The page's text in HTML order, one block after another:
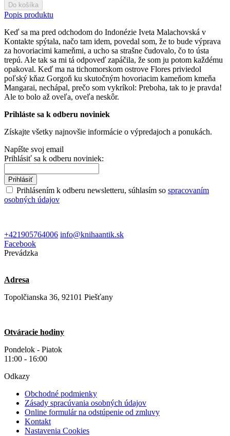
Do košíka
Popis produktu
Keď sa ma pred odchodom do Indonézie Iveta Malachovská v
Kontakte spýtala, načo tam idem, povedal som, že to bude výprava
za hovoriacimi kameňmi, a ucho sa strašne čudovalo, čo to ústa
trepú. Ale tak sa mi tá odpoveď zapáčila, že som ju potom každému
opakoval. Keď ma na tichomorskom ostrove Flores priviedol
poľský kňaz Gorgoň ku skutočným hovoriacim kameňom kmeňa
Mangarai, nechápal, prečo som vykríkol: Preboha, tak to je pravda!
Ale to bolo až oveľa, oveľa neskôr.
Prihláste sa k odberu noviniek
Získajte všetky najnovšie informácie o výpredajoch a ponukách.
Napíšte svoj email
Prihlásiť sa k odberu noviniek:
Prihlásiť
Prihlásením k odberu newsletteru, súhlasím so spracovaním
osobných údajov
+421905764006 info@knihaantik.sk
Facebook
Prevádzka
Adresa
Topolčianska 36, 92101 Piešťany
Otváracie hodiny
Pondelok - Piatok
11:00 - 16:00
Odkazy
Obchodné podmienky
Zásady spracúvania osobných údajov
Online formulár na odstúpenie od zmluvy
Kontakt
Nastavenia Cookies